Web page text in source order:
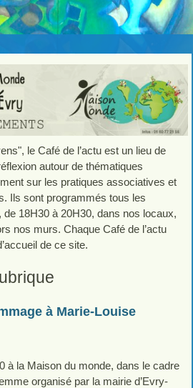
le Café de l’actu est un lieu de
autour de thématiques
sur les pratiques associatives et
Ils sont programmés tous les
18H30 à 20H30, dans nos locaux,
nos murs. Chaque Café de l’actu
de ce site.
à Marie-Louise
à la Maison du monde, dans le cadre
organisé par la mairie d’Evry-